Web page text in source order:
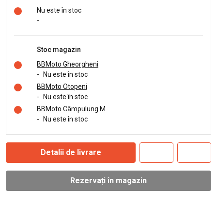
Nu este în stoc
-
Stoc magazin
BBMoto Gheorgheni
-
Nu este în stoc
BBMoto Otopeni
-
Nu este în stoc
BBMoto Câmpulung M.
-
Nu este în stoc
Detalii de livrare
Rezervați în magazin